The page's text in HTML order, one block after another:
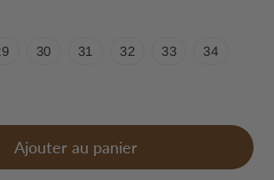
30 31 32 33 34
Ajouter au panier